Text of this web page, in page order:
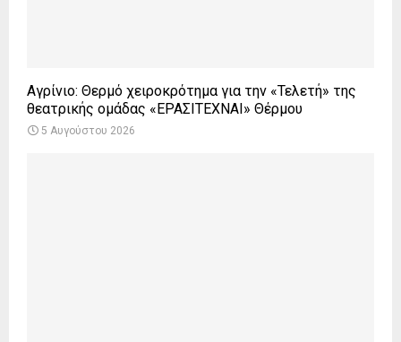
Αγρίνιο: Θερμό χειροκρότημα για την «Τελετή» της
θεατρικής ομάδας «ΕΡΑΣΙΤΕΧΝΑΙ» Θέρμου
5 Αυγούστου 2026